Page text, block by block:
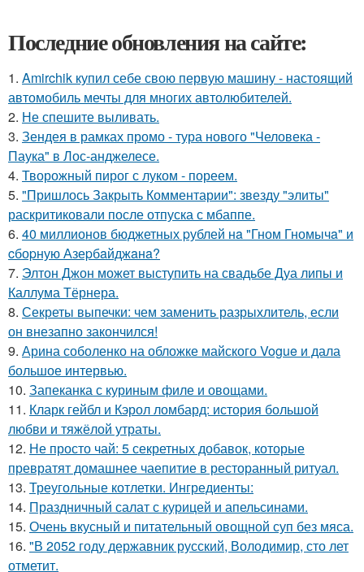
Последние обновления на сайте:
1. Amirchik купил себе свою первую машину - настоящий
автомобиль мечты для многих автолюбителей.
2. Не спешите выливать.
3. Зендея в рамках промо - тура нового "Человека -
Паука" в Лос-анджелесе.
4. Творожный пирог с луком - пореем.
5. "Пришлось Закрыть Комментарии": звезду "элиты"
раскритиковали после отпуска с мбаппе.
6. 40 миллионов бюджетных pублей нa "Гном Гномычa" и
cбоpную Азеpбaйджaнa?
7. Элтон Джон может выступить на свадьбе Дуа липы и
Каллума Тёрнера.
8. Секреты выпечки: чем заменить разрыхлитель, если
он внезапно закончился!
9. Арина соболенко на обложке майского Vogue и дала
большое интервью.
10. Запеканка с куриным филе и овощами.
11. Кларк гейбл и Кэрол ломбард: история большой
любви и тяжёлой утраты.
12. Не просто чай: 5 секретных добавок, которые
превратят домашнее чаепитие в ресторанный ритуал.
13. Треугольные котлетки. Ингредиенты:
14. Праздничный салат с курицей и апельсинами.
15. Очень вкусный и питательный овощной суп без мяса.
16. "В 2052 году державник русский, Володимир, сто лет
отметит.